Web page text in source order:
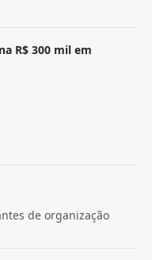
R$ 300 mil em
de organização